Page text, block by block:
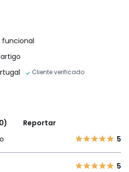
funcional
Cliente verificado
Reportar
5
5